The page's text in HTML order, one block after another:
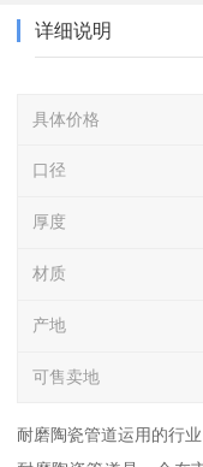
详细说明
具体价格
口径
厚度
材质
产地
可售卖地
耐磨陶瓷管道运用的行业